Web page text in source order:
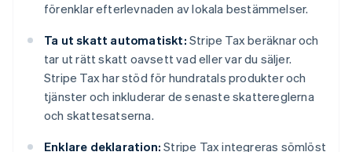
förenklar efterlevnaden av lokala bestämmelser.
Ta ut skatt automatiskt: Stripe Tax beräknar och
tar ut rätt skatt oavsett vad eller var du säljer.
Stripe Tax har stöd för hundratals produkter och
tjänster och inkluderar de senaste skattereglerna
och skattesatserna.
Enklare deklaration: Stripe Tax integreras sömlöst